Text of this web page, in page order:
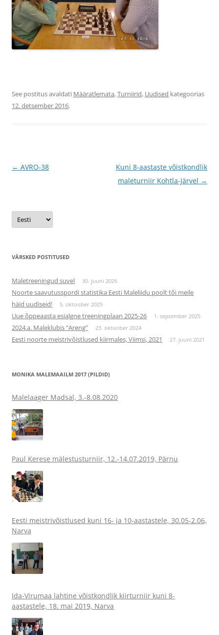
See postitus avaldati Määratlemata,Turniirid, Uudised kategoorias
12. detsember 2016.
Postituste
← AVRO-38
Kuni 8-aastaste võistkondlik
maleturniir Kohtla-Järvel →
Vali
keel
VÄRSKED POSTITUSED
Maletreeningud suvel 30. juuni 2026
Noorte saavutusspordi statistika Eesti Maleliidu poolt tõi meile
häid uudiseid!
5. oktoober 2025
Uue õppeaasta esialgne treeningplaan 2025-26 1. september 2025
2024.a. Maleklubis “Areng” 23. oktoober 2024
Eesti noorte meistrivõistlused kiirmales, Viimsi, 2021 27. juuni 2021
MONIKA MALEMAAILM 2017 (PILDID)
Malelaager Madsal, 3.-8.08.2020
Paul Kerese mälestusturniir, 12.-14.07.2019, Pärnu
Eesti meistrivõistlused kuni 16- ja 10-aastastele, 30.05-2.06,
Narva
Ida-Virumaa lahtine võistkondlik kiirturniir kuni 8-
aastastele, 18. mai 2019, Narva